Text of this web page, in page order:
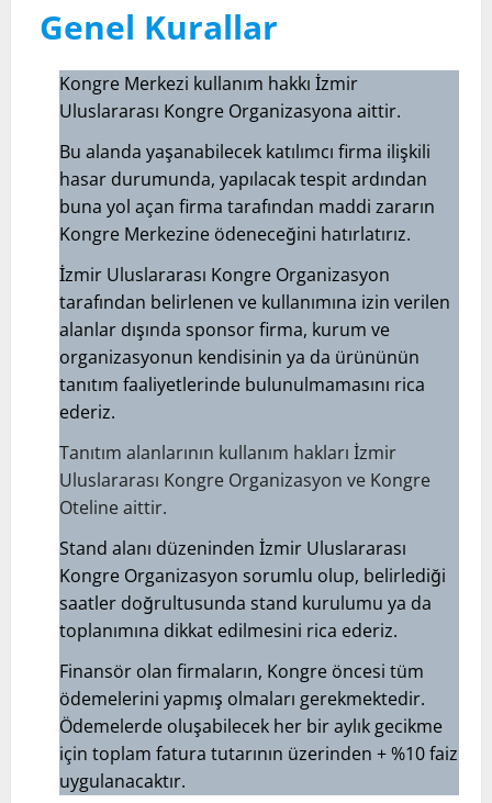
Genel Kurallar
Kongre Merkezi kullanım hakkı İzmir
Uluslararası Kongre Organizasyona aittir.
Bu alanda yaşanabilecek katılımcı firma ilişkili
hasar durumunda, yapılacak tespit ardından
buna yol açan firma tarafından maddi zararın
Kongre Merkezine ödeneceğini hatırlatırız.
İzmir Uluslararası Kongre Organizasyon
tarafından belirlenen ve kullanımına izin verilen
alanlar dışında sponsor firma, kurum ve
organizasyonun kendisinin ya da ürününün
tanıtım faaliyetlerinde bulunulmamasını rica
ederiz.
Tanıtım alanlarının kullanım hakları İzmir
Uluslararası Kongre Organizasyon ve Kongre
Oteline aittir.
Stand alanı düzeninden İzmir Uluslararası
Kongre Organizasyon sorumlu olup, belirlediği
saatler doğrultusunda stand kurulumu ya da
toplanımına dikkat edilmesini rica ederiz.
Finansör olan firmaların, Kongre öncesi tüm
ödemelerini yapmış olmaları gerekmektedir.
Ödemelerde oluşabilecek her bir aylık gecikme
için toplam fatura tutarının üzerinden + %10 faiz
uygulanacaktır.